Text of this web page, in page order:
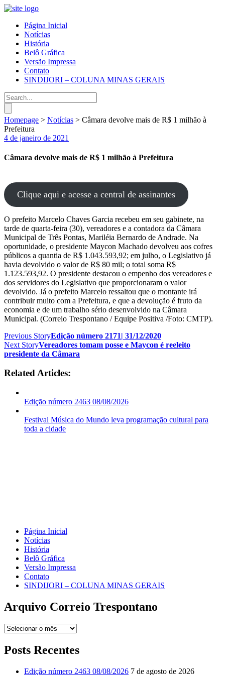
Página Inicial
Notícias
História
Belô Gráfica
Versão Impressa
Contato
SINDIJORI – COLUNA MINAS GERAIS
Homepage > Notícias > Câmara devolve mais de R$ 1 milhão à
Prefeitura
4 de janeiro de 2021
Câmara devolve mais de R$ 1 milhão à Prefeitura
Clique aqui e acesse a central de assinantes
O prefeito Marcelo Chaves Garcia recebeu em seu gabinete, na
tarde de quarta-feira (30), vereadores e a contadora da Câmara
Municipal de Três Pontas, Mariléia Bernardo de Andrade. Na
oportunidade, o presidente Maycon Machado devolveu aos cofres
públicos a quantia de R$ 1.043.593,92; em julho, o Legislativo já
havia devolvido o valor de R$ 80 mil; o total soma R$
1.123.593,92. O presidente destacou o empenho dos vereadores e
dos servidores do Legislativo que proporcionaram o valor
devolvido. Já o prefeito Marcelo ressaltou que o montante irá
contribuir muito com a Prefeitura, e que a devolução é fruto da
economia e de um trabalho sério desenvolvido na Câmara
Municipal. (Correio Trespontano / Equipe Positiva /Foto: CMTP).
Previous StoryEdição número 2171| 31/12/2020
Next StoryVereadores tomam posse e Maycon é reeleito
presidente da Câmara
Related Articles:
Edição número 2463 08/08/2026
Festival Música do Mundo leva programação cultural para
toda a cidade
Página Inicial
Notícias
História
Belô Gráfica
Versão Impressa
Contato
SINDIJORI – COLUNA MINAS GERAIS
Arquivo Correio Trespontano
Arquivo
Trespontano
Posts Recentes
Edição número 2463 08/08/2026 7 de agosto de 2026